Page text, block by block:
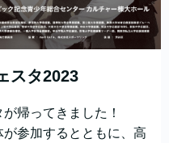
スタ2023
帰ってきました！
参加するとともに、高